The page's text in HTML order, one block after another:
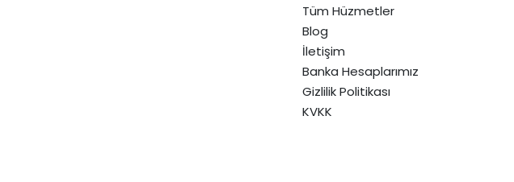
Tüm Hüzmetler
Blog
İletişim
Banka Hesaplarımız
Gizlilik Politikası
KVKK